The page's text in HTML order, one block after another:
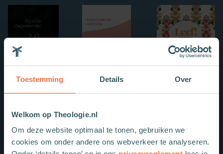
Toestemming Details Over
Welkom op Theologie.nl
Om deze website optimaal te tonen, gebruiken we
cookies om onder andere ons webverkeer te analyseren.